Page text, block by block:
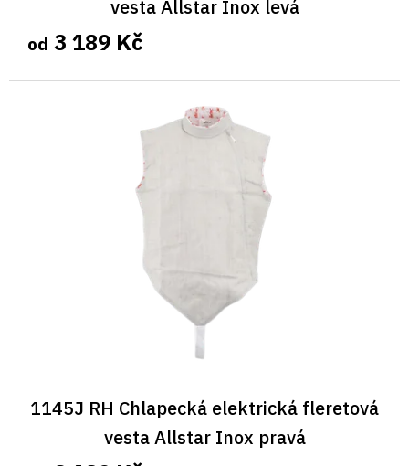
vesta Allstar Inox levá
od 3 189 Kč
1145J RH Chlapecká elektrická fleretová
vesta Allstar Inox pravá